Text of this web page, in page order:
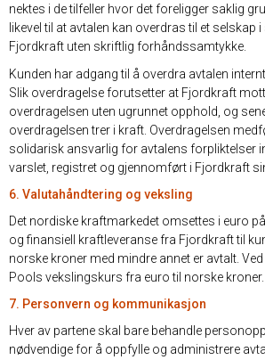
nektes i de tilfeller hvor det foreligger saklig
likevel til at avtalen kan overdras til et
Fjordkraft uten skriftlig forhåndssamtykke.
Kunden har adgang til å overdra avtalen
Slik overdragelse forutsetter at Fjordkraft
overdragelsen uten ugrunnet opphold, og
overdragelsen trer i kraft. Overdragelsen
solidarisk ansvarlig for avtalens forpliktelser
varslet, registret og gjennomført i Fjordkraft
6. Valutahåndtering og veksling
Det nordiske kraftmarkedet omsettes i euro
og finansiell kraftleveranse fra Fjordkraft til
norske kroner med mindre annet er avtalt.
Pools vekslingskurs fra euro til norske kroner.
7. Personvern og kommunikasjon
Hver av partene skal bare behandle
nødvendige for å oppfylle og administrere